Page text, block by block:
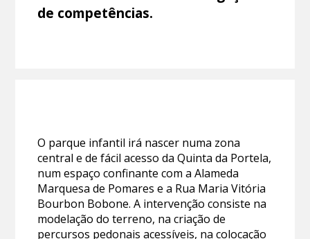
de competências.
O parque infantil irá nascer numa zona
central e de fácil acesso da Quinta da Portela,
num espaço confinante com a Alameda
Marquesa de Pomares e a Rua Maria Vitória
Bourbon Bobone. A intervenção consiste na
modelação do terreno, na criação de
percursos pedonais acessíveis, na colocação